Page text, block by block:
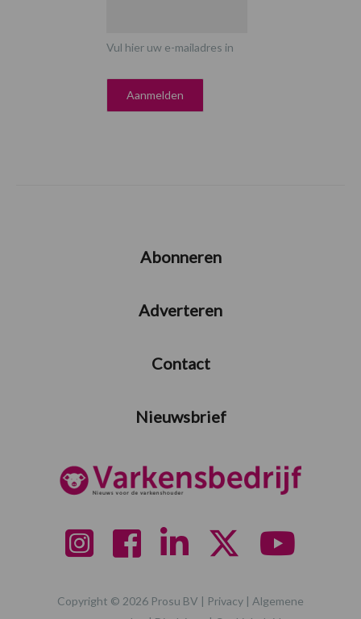
Vul hier uw e-mailadres in
Abonneren
Adverteren
Contact
Nieuwsbrief
Copyright © 2026 Prosu BV | Privacy | Algemene